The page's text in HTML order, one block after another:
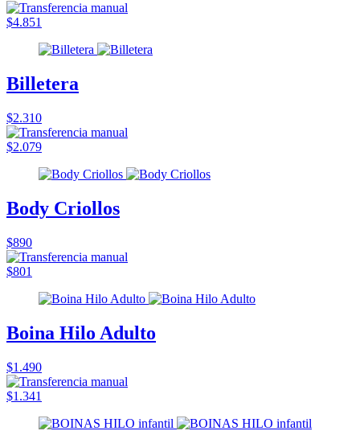
$4.851
Billetera
$2.310
$2.079
Body Criollos
$890
$801
Boina Hilo Adulto
$1.490
$1.341